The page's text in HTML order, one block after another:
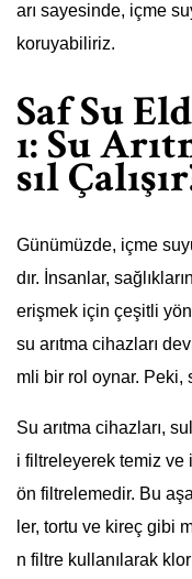
arı sayesinde, içme
koruyabiliriz.
Saf Su
ı: Su
sıl
Günümüzde, içme
dır. İnsanlar,
erişmek için çeşitli
su arıtma cihazları
mli bir rol oynar. Peki,
Su arıtma cihazları,
i filtreleyerek temiz ve
ön filtrelemedir. Bu
ler, tortu ve kireç gibi
n filtre kullanılarak